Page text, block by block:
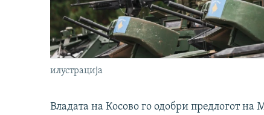
илустрација
Владата на Косово го одобри предлогот